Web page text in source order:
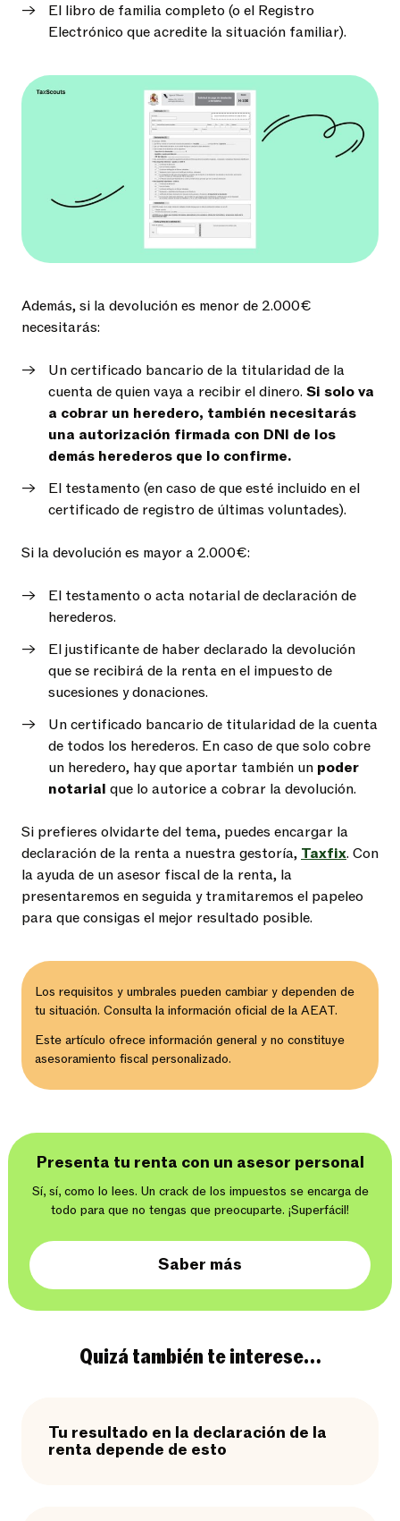
El libro de familia completo (o el Registro
Electrónico que acredite la situación familiar).
Además, si la devolución es menor de 2.000€
necesitarás:
Un certificado bancario de la titularidad de la
cuenta de quien vaya a recibir el dinero. Si solo va
a cobrar un heredero, también necesitarás
una autorización firmada con DNI de los
demás herederos que lo confirme.
El testamento (en caso de que esté incluido en el
certificado de registro de últimas voluntades).
Si la devolución es mayor a 2.000€:
El testamento o acta notarial de declaración de
herederos.
El justificante de haber declarado la devolución
que se recibirá de la renta en el impuesto de
sucesiones y donaciones.
Un certificado bancario de titularidad de la cuenta
de todos los herederos. En caso de que solo cobre
un heredero, hay que aportar también un poder
notarial que lo autorice a cobrar la devolución.
Si prefieres olvidarte del tema, puedes encargar la
declaración de la renta a nuestra gestoría, Taxfix. Con
la ayuda de un asesor fiscal de la renta, la
presentaremos en seguida y tramitaremos el papeleo
para que consigas el mejor resultado posible.
Los requisitos y umbrales pueden cambiar y dependen de
tu situación. Consulta la información oficial de la AEAT.
Este artículo ofrece información general y no constituye
asesoramiento fiscal personalizado.
Presenta tu renta con un asesor personal
Sí, sí, como lo lees. Un crack de los impuestos se encarga de
todo para que no tengas que preocuparte. ¡Superfácil!
Saber más
Quizá también te interese…
Tu resultado en la declaración de la
renta depende de esto